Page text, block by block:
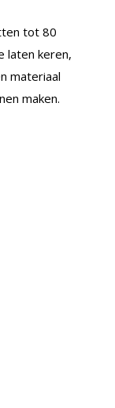
tot 80
laten keren,
materiaal
maken.